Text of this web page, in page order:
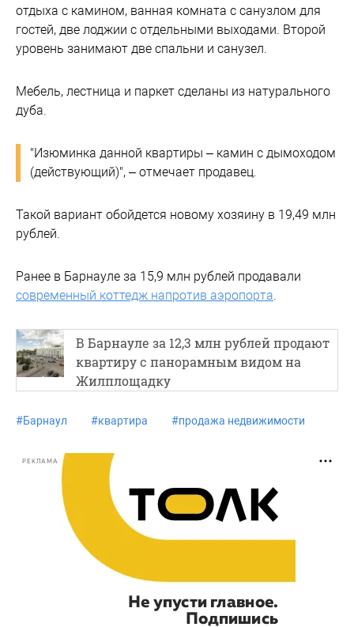
отдыха с камином, ванная комната с санузлом для
гостей, две лоджии с отдельными выходами. Второй
уровень занимают две спальни и санузел.
Мебель, лестница и паркет сделаны из натурального
дуба.
"Изюминка данной квартиры – камин с дымоходом
(действующий)", – отмечает продавец.
Такой вариант обойдется новому хозяину в 19,49 млн
рублей.
Ранее в Барнауле за 15,9 млн рублей продавали
современный коттедж напротив аэропорта.
В Барнауле за 12,3 млн рублей продают
квартиру с панорамным видом на
Жилплощадку
#Барнаул #квартира #продажа недвижимости
РЕКЛАМА